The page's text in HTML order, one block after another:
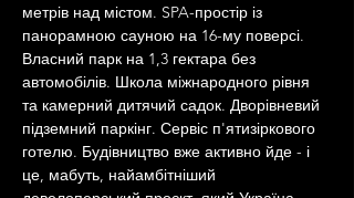
метрів над містом. SPA-простір із
панорамною сауною на 16-му поверсі.
Власний парк на 1,3 гектара без
автомобілів. Школа міжнародного рівня
та камерний дитячий садок. Дворівневий
підземний паркінг. Сервіс п'ятизіркового
готелю. Будівництво вже активно йде - і
це, мабуть, найамбітніший